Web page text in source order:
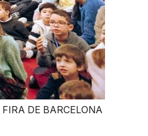
FIRA DE BARCELONA